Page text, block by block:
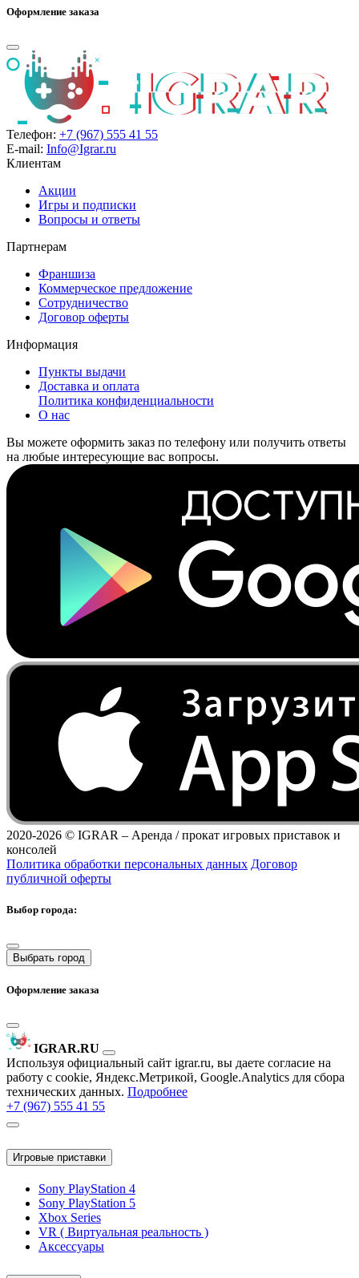
Оформление заказа
Телефон: +7 (967) 555 41 55
E-mail: Info@Igrar.ru
Клиентам
Акции
Игры и подписки
Вопросы и ответы
Партнерам
Франшиза
Коммерческое предложение
Сотрудничество
Договор оферты
Информация
Пункты выдачи
Доставка и оплата
Политика конфиденциальности
О нас
Вы можете оформить заказ по телефону или получить ответы
на любые интересующие вас вопросы.
2020-2026 © IGRAR – Аренда / прокат игровых приставок и
консолей
Политика обработки персональных данных Договор
публичной оферты
Выбор города:
Выбрать город
Оформление заказа
IGRAR.RU
Используя официальный сайт igrar.ru, вы даете согласие на
работу с cookie, Яндекс.Метрикой, Google.Analytics для сбора
технических данных. Подробнее
+7 (967) 555 41 55
Игровые приставки
Sony PlayStation 4
Sony PlayStation 5
Xbox Series
VR ( Виртуальная реальность )
Аксессуары